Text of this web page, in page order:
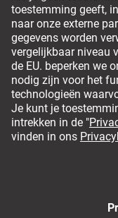
Om